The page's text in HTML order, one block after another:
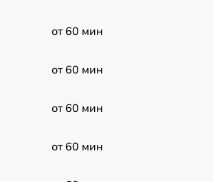
от 60 мин
от 60 мин
от 60 мин
от 60 мин